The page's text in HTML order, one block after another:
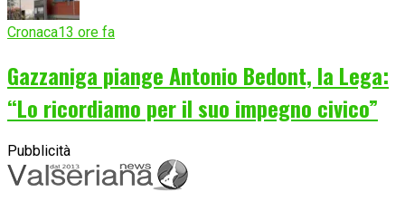
Cronaca13 ore fa
Gazzaniga piange Antonio Bedont, la Lega:
“Lo ricordiamo per il suo impegno civico”
Pubblicità